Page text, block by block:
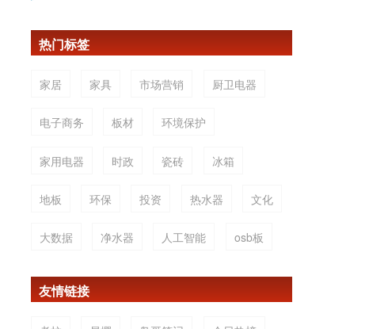
热门标签
家居 家具 市场营销 厨卫电器
电子商务 板材 环境保护
家用电器 时政 瓷砖 冰箱
地板 环保 投资 热水器 文化
大数据 净水器 人工智能 osb板
友情链接